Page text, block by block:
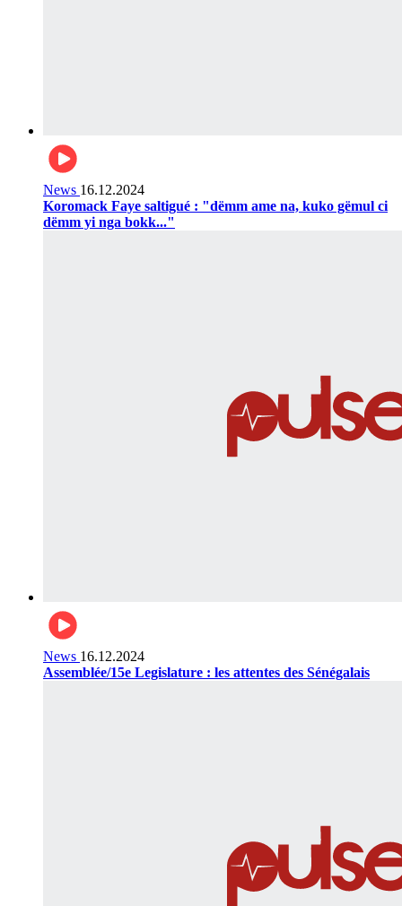
News 16.12.2024
Koromack Faye saltigué : "dëmm ame na, kuko gëmul ci
dëmm yi nga bokk..."
News 16.12.2024
Assemblée/15e Legislature : les attentes des Sénégalais